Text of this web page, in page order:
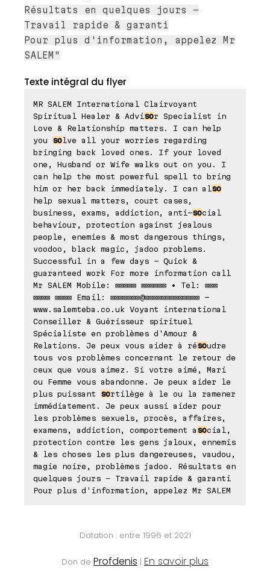
Résultats en quelques jours –
Travail rapide & garanti
Pour plus d'information, appelez Mr
SALEM"
Texte intégral du flyer
MR SALEM International Clairvoyant
Spiritual Healer & Advi sor Specialist in
Love & Relationship matters. I can help
you solve all your worries regarding
bringing back loved ones. If your loved
one, Husband or Wife walks out on you. I
can help the most powerful spell to bring
him or her back immediately. I can al so
help sexual matters, court cases,
business, exams, addiction, anti-social
behaviour, protection against jealous
people, enemies & most dangerous things,
voodoo, black magic, jadoo problems.
Successful in a few days - Quick &
guaranteed work For more information call
Mr SALEM Mobile: ⊠⊠⊠⊠⊠ ⊠⊠⊠⊠⊠⊠ • Tel: ⊠⊠⊠
⊠⊠⊠⊠ ⊠⊠⊠⊠ Email: ⊠⊠⊠⊠⊠⊠⊠@⊠⊠⊠⊠⊠⊠⊠⊠⊠⊠⊠⊠⊠ -
www.salemteba.co.uk Voyant international
Conseiller & Guérisseur spirituel
Spécialiste en problèmes d'Amour &
Relations. Je peux vous aider à résoudre
tous vos problèmes concernant le retour de
ceux que vous aimez. Si votre aimé, Mari
ou Femme vous abandonne. Je peux aider le
plus puissant sortilège à le ou la ramener
immédiatement. Je peux aussi aider pour
les problèmes sexuels, procès, affaires,
examens, addiction, comportement a social,
protection contre les gens jaloux, ennemis
& les choses les plus dangereuses, vaudou,
magie noire, problèmes jadoo. Résultats en
quelques jours – Travail rapide & garanti
Pour plus d'information, appelez Mr SALEM
Datation : entre 1996 et 2021
Don de Profdenis | En savoir plus